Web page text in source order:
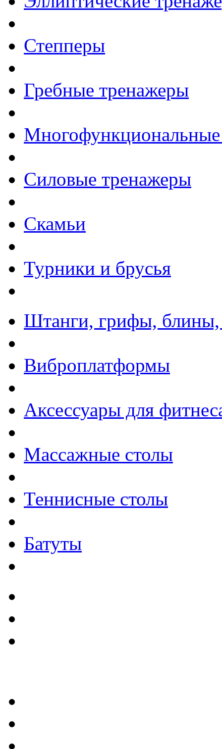
Степперы
Гребные тренажеры
Силовые тренажеры
Скамьи
Турники и брусья
Штанги, грифы, блины,
Виброплатформы
Аксессуары для
Массажные столы
Теннисные столы
Батуты